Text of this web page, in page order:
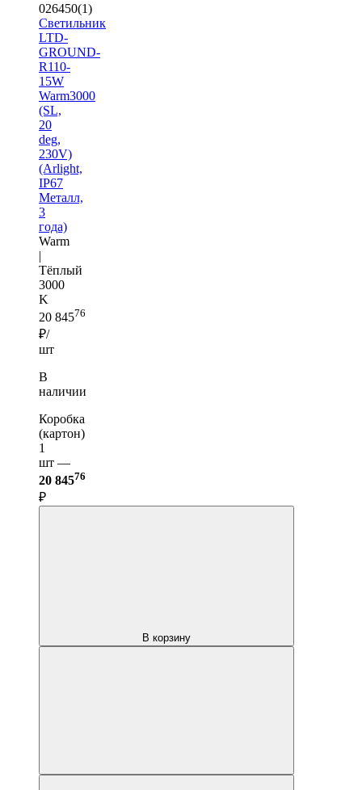
026450(1)
Светильник
LTD-
GROUND-
R110-
15W
Warm3000
(SL,
20
deg,
230V)
(Arlight,
IP67
Металл,
3
года)
Warm
|
Тёплый
3000
K
20 84576
₽/
шт
В
наличии
Коробка
(картон)
1
шт —
20 84576
₽
В корзину